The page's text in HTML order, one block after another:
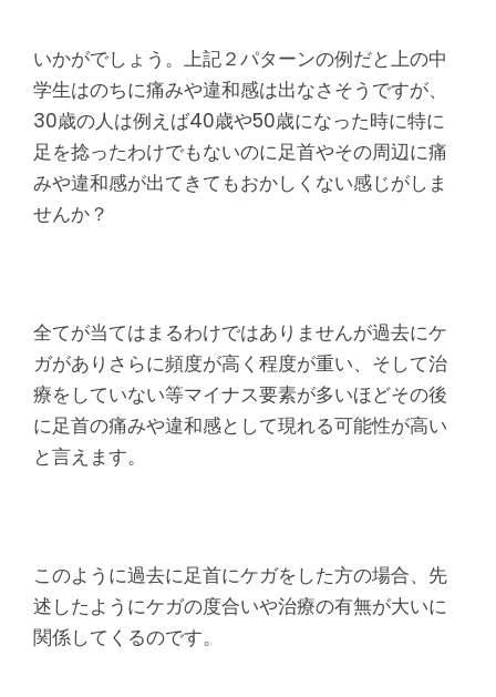
いかがでしょう。上記２パターンの例だと上の中
学生はのちに痛みや違和感は出なさそうですが、
30歳の人は例えば40歳や50歳になった時に特に
足を捻ったわけでもないのに足首やその周辺に痛
みや違和感が出てきてもおかしくない感じがしま
せんか？
全てが当てはまるわけではありませんが過去にケ
ガがありさらに頻度が高く程度が重い、そして治
療をしていない等マイナス要素が多いほどその後
に足首の痛みや違和感として現れる可能性が高い
と言えます。
このように過去に足首にケガをした方の場合、先
述したようにケガの度合いや治療の有無が大いに
関係してくるのです。